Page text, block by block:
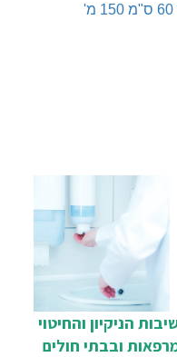
הניקיון והחיטוי
ובבתי חולים